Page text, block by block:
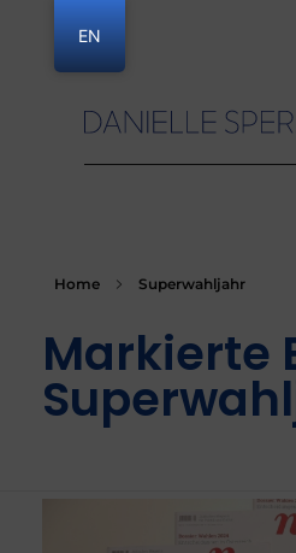
Home Superwahljahr
Markierte
EN